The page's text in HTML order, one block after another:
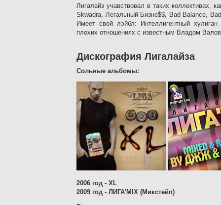
Лигалайз учавствовал в таких коллективах,
Skwadra, Легальный Бизне$$, Bad Balance,
Имеет свой лэйбл:
Интеллигентный
плохих отношениях с известным Владом
Дискография Лигалайза
Сольные альбомы:
2006 год - XL
2009 год - ЛИГА'MIX (Микстейп)